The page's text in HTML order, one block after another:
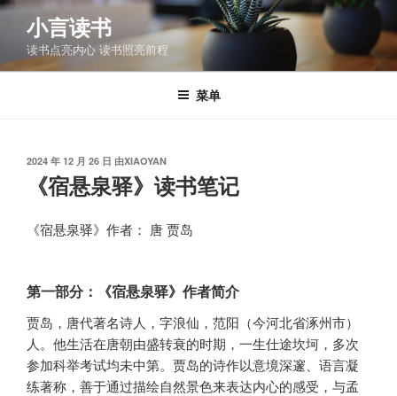
跳
容
小言读书
读书点亮内心 读书照亮前程
菜单
发
2024 年 12 月 26 日 由XIAOYAN
《宿悬泉驿》读书笔记
《宿悬泉驿》作者： 唐 贾岛
第一部分：《宿悬泉驿》作者简介
贾岛，唐代著名诗人，字浪仙，范阳（今河北省涿州市）
人。他生活在唐朝由盛转衰的时期，一生仕途坎坷，多次
参加科举考试均未中第。贾岛的诗作以意境深邃、语言凝
练著称，善于通过描绘自然景色来表达内心的感受，与孟